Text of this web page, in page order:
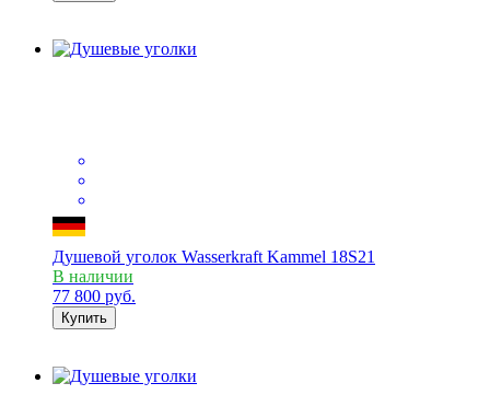
Душевой уголок Wasserkraft Kammel 18S21
В наличии
77 800 руб.
Купить